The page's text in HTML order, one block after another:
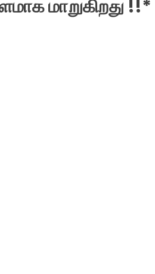
மாறுகிறது !!*